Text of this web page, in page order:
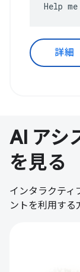
Help
詳細
AI アシ
を見る
インタラクティ
ントを利用する